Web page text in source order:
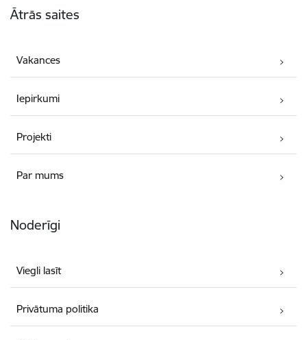
Ātrās saites
Vakances
Iepirkumi
Projekti
Par mums
Noderīgi
Viegli lasīt
Privātuma politika